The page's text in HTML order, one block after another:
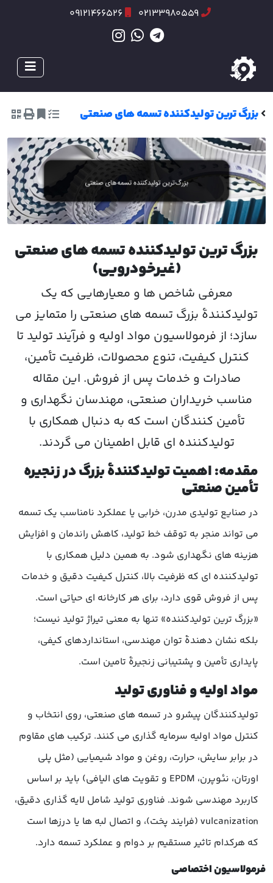
02133980559
09121466526
بزرگ ترین تولیدکننده تسمه های صنعتی
بزرگ ترین تولیدکننده تسمه های صنعتی
(غیرخودرویی)
معرفی شاخص ها و معیارهایی که یک
تولیدکنندهٔ بزرگ تسمه های صنعتی را متمایز می
سازد؛ از فرمولاسیون مواد اولیه و فرآیند تولید تا
کنترل کیفیت، تنوع محصولات، ظرفیت تأمین،
صادرات و خدمات پس از فروش. این مقاله
مناسب خریداران صنعتی، مهندسان نگهداری و
تأمین کنندگان است که به دنبال همکاری با
تولیدکننده ای قابل اطمینان می گردند.
مقدمه: اهمیت تولیدکنندهٔ بزرگ در زنجیره
تأمین صنعتی
در صنایع تولیدی مدرن، خرابی یا عملکرد نامناسب یک تسمه
می تواند منجر به توقف خط تولید، کاهش راندمان و افزایش
هزینه های نگهداری شود. به همین دلیل همکاری با
تولیدکننده ای که ظرفیت بالا، کنترل کیفیت دقیق و خدمات
پس از فروش قوی دارد، برای هر کارخانه ای حیاتی است.
«بزرگ ترین تولیدکننده» تنها به معنی تیراژ تولید نیست؛
بلکه نشان دهندهٔ توان مهندسی، استانداردهای کیفی،
پایداری تأمین و پشتیبانی زنجیرهٔ تامین است.
مواد اولیه و فناوری تولید
تولیدکنندگان پیشرو در تسمه های صنعتی، روی انتخاب و
کنترل مواد اولیه سرمایه گذاری می کنند. ترکیب های مقاوم
در برابر سایش، حرارت، روغن و مواد شیمیایی (مثل پلی
اورتان، نئوپرن، EPDM و تقویت های الیافی) باید بر اساس
کاربرد مهندسی شوند. فناوری تولید شامل لایه گذاری دقیق،
vulcanization (فرایند پخت)، و اتصال لبه ها یا درزها است
که هرکدام تاثیر مستقیم بر دوام و عملکرد تسمه دارد.
فرمولاسیون اختصاصی